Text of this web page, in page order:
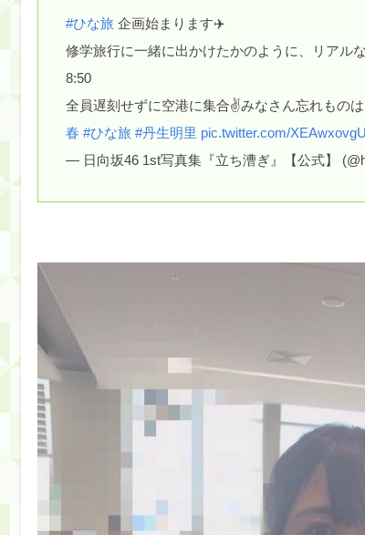
【朗報】増田三莉音さんの生足
【朗報】増田三莉音さんの生足
筒井あやめ、アレをチラリ。こういう偶然の
Powered by livedoor 相互RSS
#ひな旅 企画始まります✈️
修学旅行に一緒に出かけたかのように、リア
8:50
全員遅刻せずに空港に集合✌️みなさん忘れもの
春 #ひな旅 #丹生明里 pic.twitter.com/
— 日向坂46 1st写真集『立ち漕ぎ』【公式】